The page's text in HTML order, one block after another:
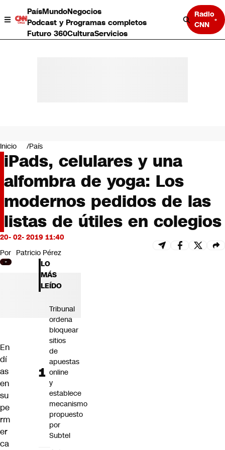
PaísMundoNegocios
Podcast y Programas completos
Futuro 360CulturaServicios
Radio
CNN
Negocios
Deportes
Programas completos
Cultura
Servicios
Bits
CNN tiempo
Futuro 360
Inicio País
iPads, celulares y una
alfombra de yoga: Los
modernos pedidos de las
listas de útiles en colegios
20- 02- 2019 11:40
Por Patricio Pérez
En
dí
as
en
su
pe
rm
er
ca
LO
MÁS
LEÍDO
Tribunal
ordena
bloquear
sitios
de
apuestas
online
y
establece
mecanismo
propuesto
por
Subtel